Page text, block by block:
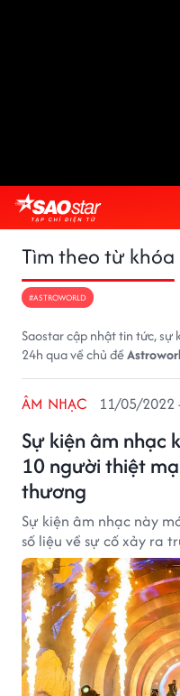
Tìm theo từ khóa
#ASTROWORLD
Saostar cập nhật tin tức, sự
24h qua về chủ đề
Sự kiện âm nhạc
10 người thiệt
thương
ÂM NHẠC 11/05/2022
Sự kiện âm nhạc này
số liệu về sự cố xảy ra